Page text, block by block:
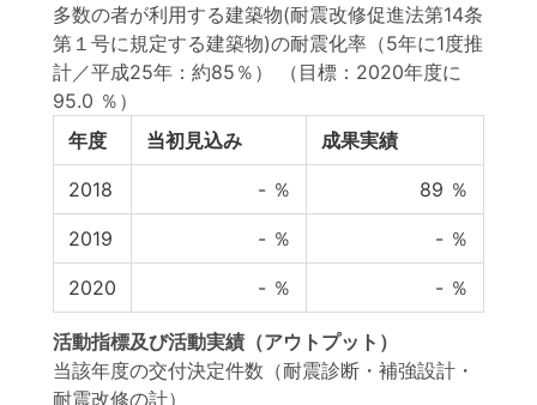
多数の者が利用する建築物(耐震改修促進法第14条
第１号に規定する建築物)の耐震化率（5年に1度推
計／平成25年：約85％）
（目標：2020年度に
95.0 ％）
年度
当初見込み 成果実績
2018 - ％ 89 ％
2019 - ％ - ％
2020 - ％ - ％
活動指標及び活動実績 （アウトプット）
当該年度の交付決定件数（耐震診断・補強設計・
耐震改修の計）